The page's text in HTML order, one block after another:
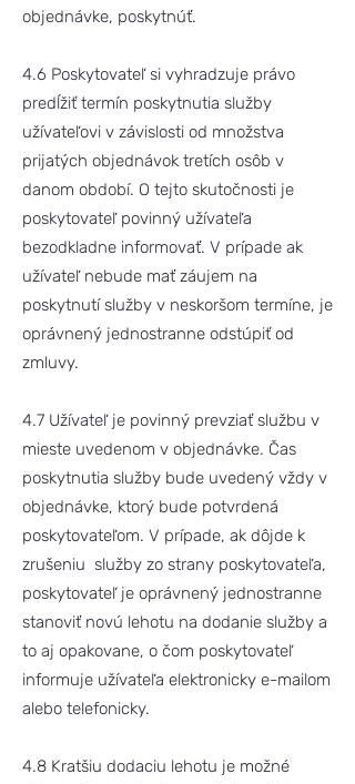
objednávke, poskytnúť.
4.6 Poskytovateľ si vyhradzuje právo
predĺžiť termín poskytnutia služby
užívateľovi v závislosti od množstva
prijatých objednávok tretích osôb v
danom období. O tejto skutočnosti je
poskytovateľ povinný užívateľa
bezodkladne informovať. V prípade ak
užívateľ nebude mať záujem na
poskytnutí služby v neskoršom termíne, je
oprávnený jednostranne odstúpiť od
zmluvy.
4.7 Užívateľ je povinný prevziať službu v
mieste uvedenom v objednávke. Čas
poskytnutia služby bude uvedený vždy v
objednávke, ktorý bude potvrdená
poskytovateľom. V prípade, ak dôjde k
zrušeniu služby zo strany poskytovateľa,
poskytovateľ je oprávnený jednostranne
stanoviť novú lehotu na dodanie služby a
to aj opakovane, o čom poskytovateľ
informuje užívateľa elektronicky e-mailom
alebo telefonicky.
4.8 Kratšiu dodaciu lehotu je možné